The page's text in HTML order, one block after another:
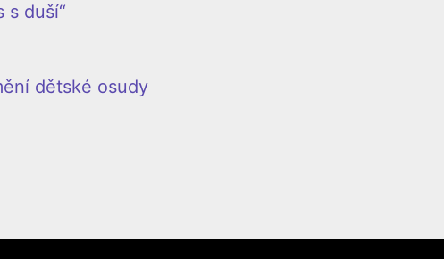
s duší“
dětské osudy